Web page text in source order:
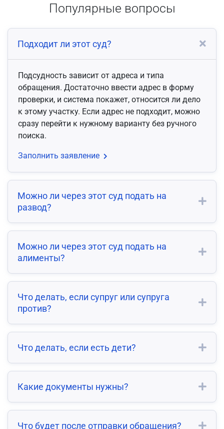
Популярные вопросы
Подходит ли этот суд?
Подсудность зависит от адреса и типа
обращения. Достаточно ввести адрес в форму
проверки, и система покажет, относится ли дело
к этому участку. Если адрес не подходит, можно
сразу перейти к нужному варианту без ручного
поиска.
Заполнить заявление
Можно ли через этот суд подать на
развод?
Можно ли через этот суд подать на
алименты?
Что делать, если супруг или супруга
против?
Что делать, если есть дети?
Какие документы нужны?
Что будет после отправки обращения?